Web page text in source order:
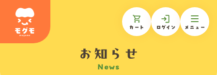
カート ログイン メニュー
お知らせ
News